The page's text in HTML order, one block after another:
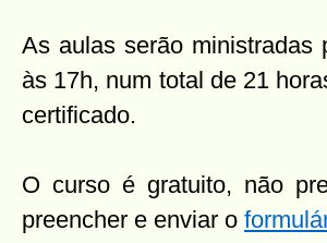
As aulas serão ministradas
às 17h, num total de 21
certificado.
O curso é gratuito, não
preencher e enviar o